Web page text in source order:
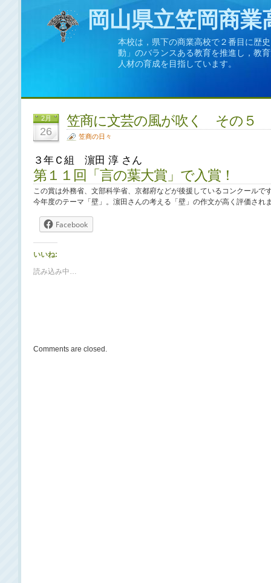
岡山県立笠岡商業
本校は，県下の商業高校で２番目に歴
動」のバランスある教育を推進し，教
人材の育成を目指しています。
2月
26
笠商に文芸の風が吹く その５
笠商の日々
３年Ｃ組 濵田 淳 さん
第１１回「言の葉大賞」で入賞！
この賞は外務省、文部科学省、京都府などが後援しているコンクールで
今年度のテーマ「壁」。濵田さんの考える「壁」の作文が高く評価され
Facebook
いいね:
読み込み中…
Comments are closed.